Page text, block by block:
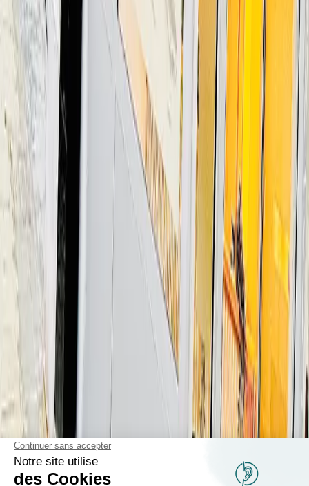
Dans quelle commune vivez-vous ?
Pour vous orienter vers le centre le plus proche.
Commentaire
(optionnel)
* Champs obligatoires
Soumettre
Appareils auditifs accessibles à tous. 6 centres à Bruxelles pour
prendre soin de votre audition.
Navigation
Accueil
Nos solutions
Notre méthode
Remboursement
Nos centres
Actualités
Nous contacter
Nos centres